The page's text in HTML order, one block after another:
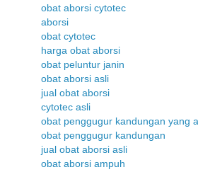
obat aborsi cytotec
aborsi
obat cytotec
harga obat aborsi
obat peluntur janin
obat aborsi asli
jual obat aborsi
cytotec asli
obat penggugur kandungan yang
obat penggugur kandungan
jual obat aborsi asli
obat aborsi ampuh